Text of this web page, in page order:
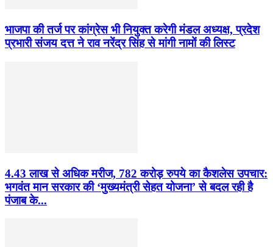
भाजपा की तर्ज पर कांग्रेस भी नियुक्त करेगी मंडल अध्यक्ष, प्रदेश
प्रभारी संजय दत्त ने राव नरेंद्र सिंह से मांगी नामों की लिस्ट
4.43 लाख से अधिक मरीज, 782 करोड़ रुपये का कैशलेस उपचार:
भगवंत मान सरकार की ‘मुख्यमंत्री सेहत योजना’ से बदल रही है
पंजाब के...